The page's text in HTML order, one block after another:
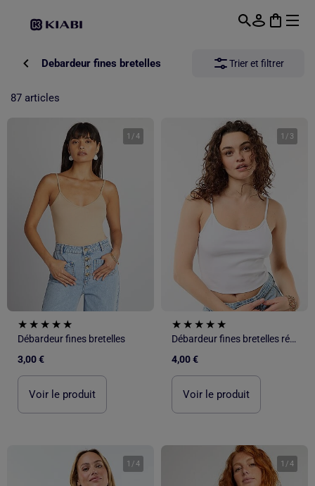
Debardeur fines bretelles Trier et filtrer
87 articles
1 /4
Débardeur fines bretelles
3,00 €
Voir le produit
1 / 3
Débardeur fines bretelles réglables
4,00 €
Voir le produit
1 /4 1 /4